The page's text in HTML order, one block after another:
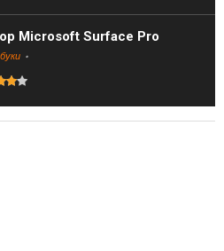
Microsoft Surface Pro